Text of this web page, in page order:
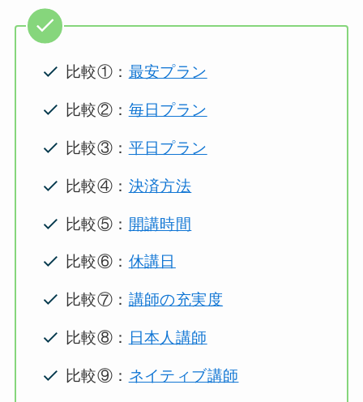
比較①： 最安プラン
比較②： 毎日プラン
比較③： 平日プラン
比較④： 決済方法
比較⑤： 開講時間
比較⑥： 休講日
比較⑦： 講師の充実度
比較⑧： 日本人講師
比較⑨： ネイティブ講師